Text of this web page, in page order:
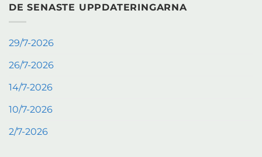
DE SENASTE UPPDATERINGARNA
29/7-2026
26/7-2026
14/7-2026
10/7-2026
2/7-2026